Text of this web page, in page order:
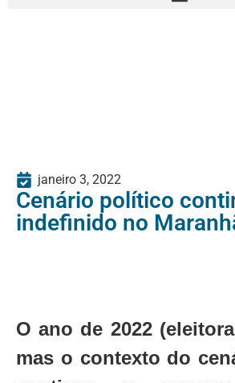
janeiro 3, 2022
Cenário político
indefinido no
O ano de 2022
mas o contexto do